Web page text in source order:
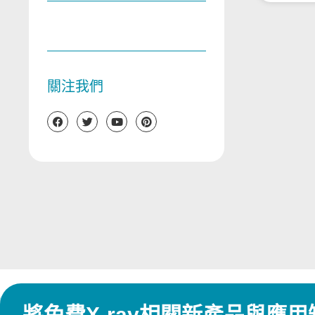
關注我們